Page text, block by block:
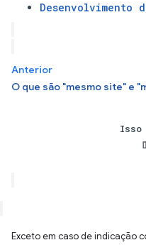
Desenvolvimento
Anterior
O que são "mesmo site" e
Exceto em caso de indicação